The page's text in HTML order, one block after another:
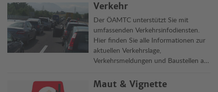
Verkehr
Der ÖAMTC unterstützt Sie mit
umfassenden Verkehrsinfodiensten.
Hier finden Sie alle Informationen zur
aktuellen Verkehrslage,
Verkehrsmeldungen und Baustellen auf
einen Blick.
Maut & Vignette